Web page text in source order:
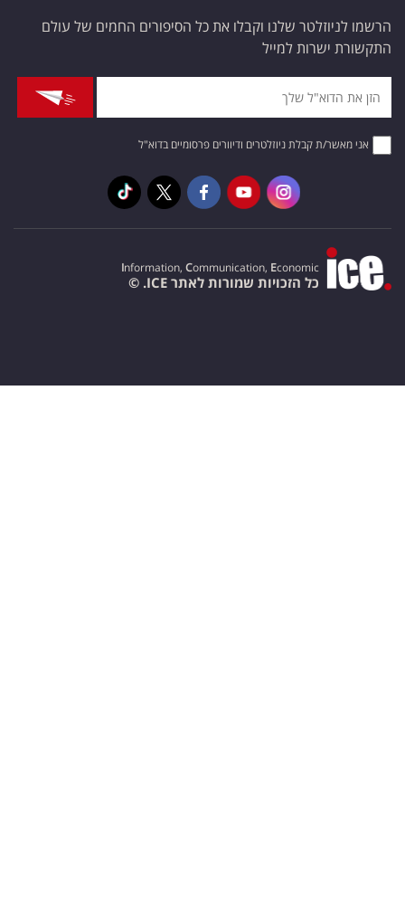
הרשמו לניוזלטר שלנו וקבלו את כל הסיפורים החמים של עולם
התקשורת ישרות למייל
אני מאשר/ת קבלת ניוזלטרים ודיוורים פרסומיים בדוא"ל
Information, Communication, Economic
כל הזכויות שמורות לאתר ICE. ©